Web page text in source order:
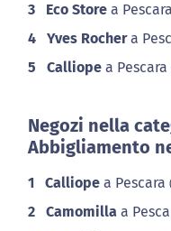
3 Eco Store a Pescara
4 Yves Rochera
5 Calliope a Pescara
Negozi nella
Abbigliamento
1 Calliope a Pescara
2 Camomilla a